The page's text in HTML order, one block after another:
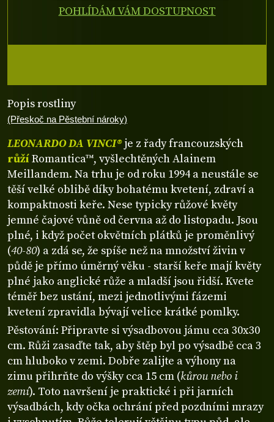
Popis rostliny
(Přeskoč na Pěstební nároky)
LEONARDO DA VINCI®je z řady francouzských
růžíRomantica™, vyšlechtěných Alainem
Meillandem. Na trhu je od roku 1994 a neustále se
těší velké oblibě díky bohatému kvetení, zdraví a
kompaktnosti keře. Nese typicky růžové květy
jemné čajové vůně od června až do listopadu. Jsou
plné, i když počet okvětních plátků je proměnlivý
(40-80) a zdá se, že spíše než na množství živin v
půdě je přímo úměrný věku - starší keře mají květy
plné jako anglické růže a mladší jsou řidší. Kvete
téměř bez ustání, mezi jednotlivými fázemi
kvetení zpravidla bývají velice krátké pomlky.
Pěstování: Připravte si výsadbovou jámu cca 30x30
cm. Růži zasaďte tak, aby štěp byl po výsadbě cca 3
cm hluboko v zemi. Dobře zalijte a výhony na
zimu přihrňte do výšky cca 15 cm (kůrou nebo i
zemí). Toto navršení je praktické i při jarních
výsadbách, kdy očka ochrání před pozdními mrazy
POHLÍDÁM VÁM DOSTUPNOST